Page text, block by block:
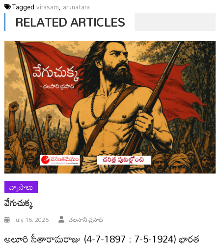
Taggedvirasam, arunatara
RELATED ARTICLES
వ్యాసాలు
వేగుచుక్క
July 16, 2026 చలసాని ప్రసాద్‌
అల్లూరి సీతారామరాజు (4-7-1897 : 7-5-1924) భారత